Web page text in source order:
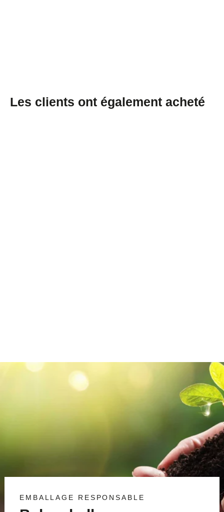
Les clients ont également acheté
EMBALLAGE RESPONSABLE